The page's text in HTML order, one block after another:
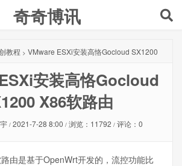
奇奇博讯
教程 > VMware ESXi安装高恪Gocloud SX1200
安装高恪Gocloud
X86软路由
/ 2021-7-28 8:00 / 浏览：11792 / 评论：0
由是基于OpenWrt开发的，流控功能比